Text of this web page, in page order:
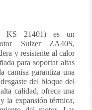
KS 21401) es un
Sulzer ZA40S,
y resistente al calor
para soportar altas
camisa garantiza una
del bloque del
calidad, ofrece una
la expansión térmica,